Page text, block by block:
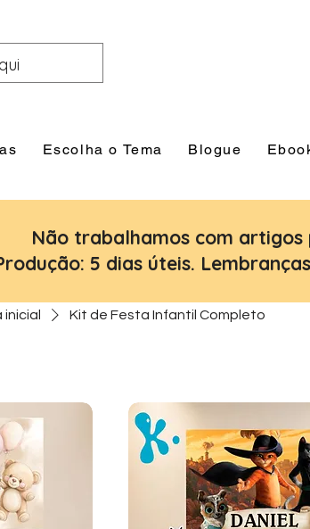
Escolha o Tema Blogue
Não trabalhamos com artigos
5 dias úteis.
inicial Kit de Festa Infantil Completo